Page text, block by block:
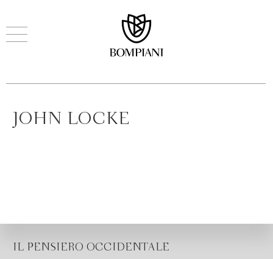
JOHN LOCKE
IL PENSIERO OCCIDENTALE